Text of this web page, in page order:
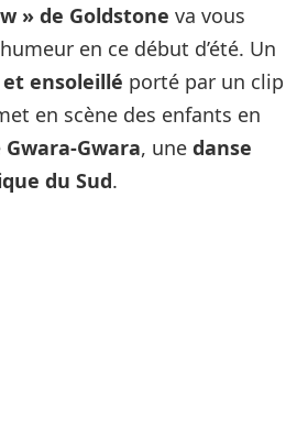
» de Goldstone va vous
en ce début d’été. Un
ensoleillé porté par un clip
en scène des enfants en
Gwara-Gwara, une danse
du Sud.